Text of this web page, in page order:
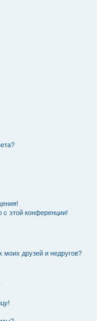
с этой конференции!
моих друзей и недругов?